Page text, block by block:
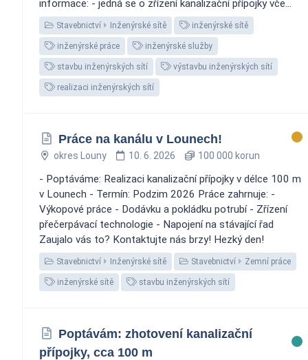
informace: - jedná se o zřízení kanalizační přípojky vče...
Stavebnictví Inženýrské sítě inženýrské sítě
inženýrské práce inženýrské služby
stavbu inženýrských sítí výstavbu inženýrských sítí
realizaci inženýrských sítí
Práce na kanálu v Lounech!
okres Louny 10. 6. 2026 100 000 korun
- Poptáváme: Realizaci kanalizační přípojky v délce 100 m
v Lounech - Termín: Podzim 2026 Práce zahrnuje: -
Výkopové práce - Dodávku a pokládku potrubí - Zřízení
přečerpávací technologie - Napojení na stávající řad
Zaujalo vás to? Kontaktujte nás brzy! Hezký den!
Stavebnictví Inženýrské sítě Stavebnictví Zemní práce
inženýrské sítě stavbu inženýrských sítí
Poptávám: zhotovení kanalizační
přípojky, cca 100 m